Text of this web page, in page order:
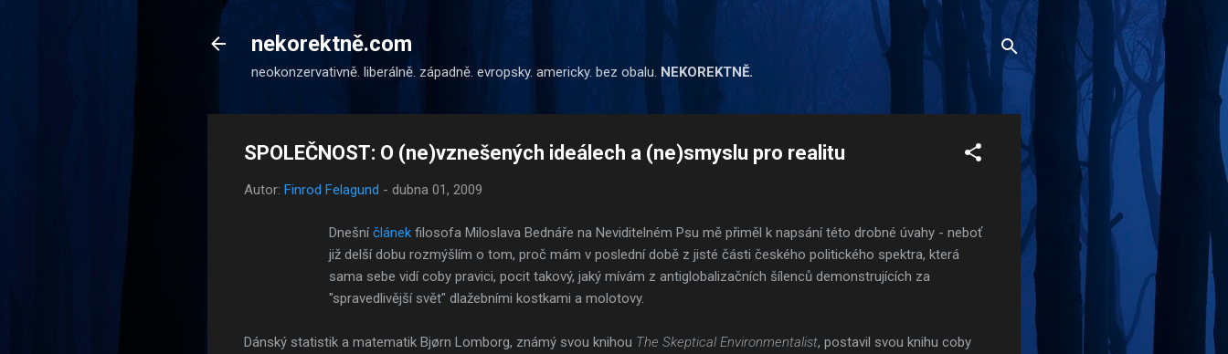
nekorektně.com
neokonzervativně. liberálně. západně. evropsky. americky. bez obalu. NEKOREKTNĚ.
SPOLEČNOST: O (ne)vznešených ideálech a (ne)smyslu pro realitu
Autor: Finrod Felagund - dubna 01, 2009
Dnešníčlánek filosofa Miloslava Bednáře na Neviditelném Psu mě přiměl k napsání této drobné úvahy - neboť
již delší dobu rozmýšlím o tom, proč mám v poslední době z jisté části českého politického spektra, která
sama sebe vidí coby pravici, pocit takový, jaký mívám z antiglobalizačních šílenců demonstrujících za
"spravedlivější svět" dlažebními kostkami a molotovy.
Dánský statistik a matematik Bjørn Lomborg, známý svou knihou The Skeptical Environmentalist, postavil svou knihu coby